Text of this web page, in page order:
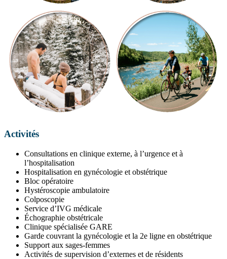
Activités
Consultations en clinique externe, à l’urgence et à
l’hospitalisation
Hospitalisation en gynécologie et obstétrique
Bloc opératoire
Hystéroscopie ambulatoire
Colposcopie
Service d’IVG médicale
Échographie obstétricale
Clinique spécialisée GARE
Garde couvrant la gynécologie et la 2e ligne en obstétrique
Support aux sages-femmes
Activités de supervision d’externes et de résidents